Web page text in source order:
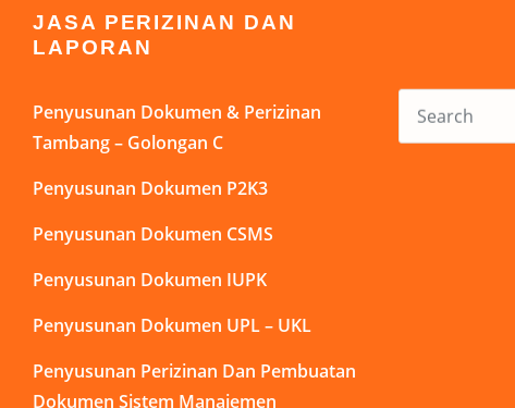
JASA PERIZINAN DAN
LAPORAN
Penyusunan Dokumen & Perizinan
Tambang – Golongan C
Penyusunan Dokumen P2K3
Penyusunan Dokumen CSMS
Penyusunan Dokumen IUPK
Penyusunan Dokumen UPL – UKL
Penyusunan Perizinan Dan Pembuatan
Dokumen Sistem Manajemen